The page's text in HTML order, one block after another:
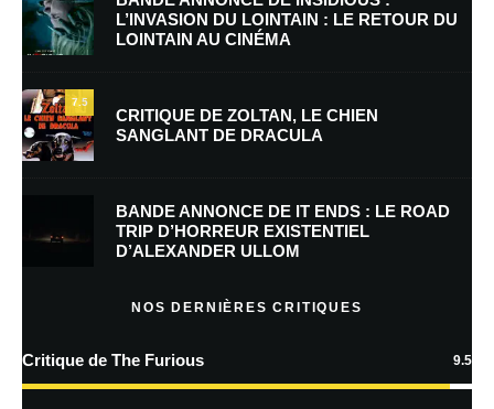
E-mail* Site web
Enregistrer mon nom, mon e-mail et mon site dans le navigateur pour
mon prochain commentaire.
Prévenez-moi de tous les nouveaux commentaires par e-mail.
En savoir
L’INVASION DU LOINTAIN : LE RETOUR DU
LOINTAIN AU CINÉMA
7.5
CRITIQUE DE ZOLTAN, LE CHIEN
SANGLANT DE DRACULA
BANDE ANNONCE DE IT ENDS : LE ROAD
TRIP D’HORREUR EXISTENTIEL
D’ALEXANDER ULLOM
NOS DERNIÈRES CRITIQUES
Critique de The Furious 9.5